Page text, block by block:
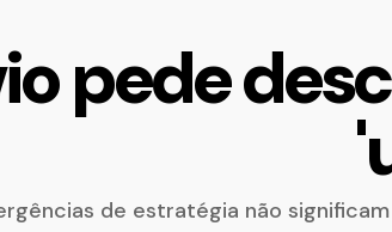
pede
de estratégia não